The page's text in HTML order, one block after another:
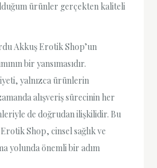
ürünler gerçekten kaliteli
Akkuş Erotik Shop’un
bir yansımasıdır.
yalnızca ürünlerin
alışveriş sürecinin her
de doğrudan ilişkilidir. Bu
Shop, cinsel sağlık ve
yolunda önemli bir adım